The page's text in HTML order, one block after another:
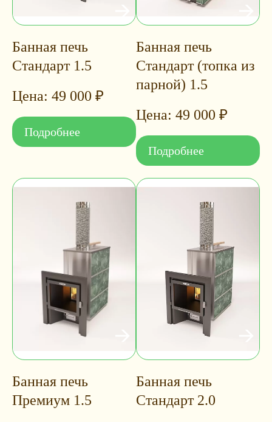
Банная печь
Стандарт 1.5
49 000 ₽
Подробнее
Банная печь
Стандарт (топка из
парной) 1.5
49 000 ₽
Подробнее
Банная печь
Премиум 1.5
Банная печь
Стандарт 2.0